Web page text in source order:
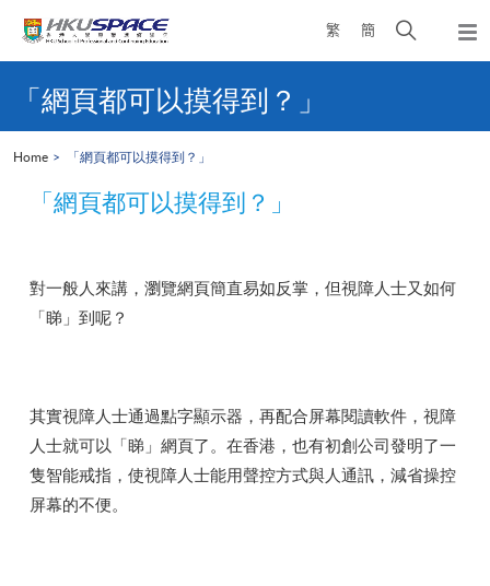
繁 簡
Open
search
content「網頁都可以摸得到？」
Home 「網頁都可以摸得到？」
「網頁都可以摸得到？」
對一般人來講，瀏覽網頁簡直易如反掌，但視障人士又如何
「睇」到呢？
其實視障人士通過點字顯示器，再配合屏幕閱讀軟件，視障
人士就可以「睇」網頁了。在香港，也有初創公司發明了一
隻智能戒指，使視障人士能用聲控方式與人通訊，減省操控
屏幕的不便。